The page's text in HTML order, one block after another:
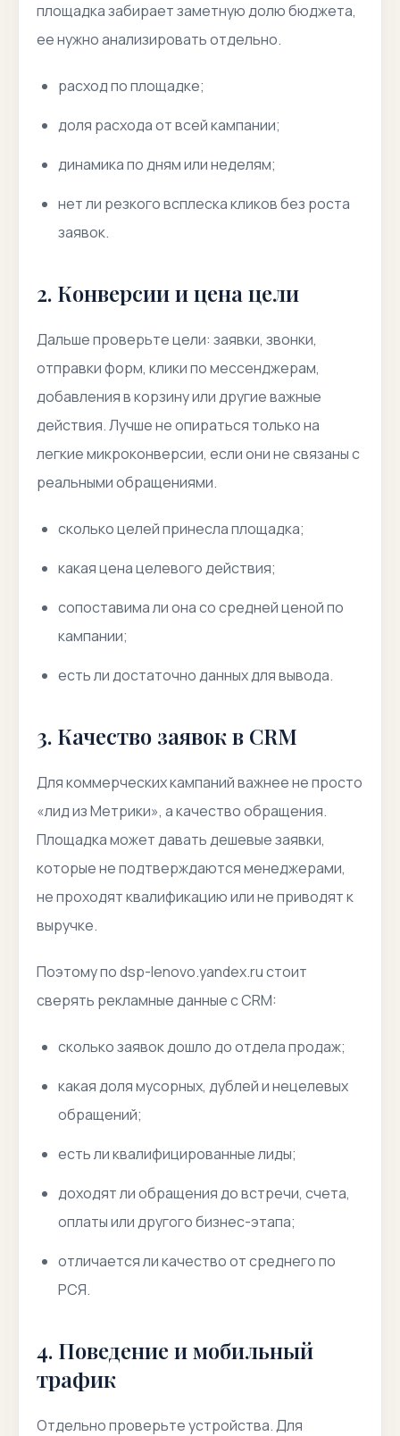
площадка забирает заметную долю бюджета,
ее нужно анализировать отдельно.
расход по площадке;
доля расхода от всей кампании;
динамика по дням или неделям;
нет ли резкого всплеска кликов без роста
заявок.
2. Конверсии и цена цели
Дальше проверьте цели: заявки, звонки,
отправки форм, клики по мессенджерам,
добавления в корзину или другие важные
действия. Лучше не опираться только на
легкие микроконверсии, если они не связаны с
реальными обращениями.
сколько целей принесла площадка;
какая цена целевого действия;
сопоставима ли она со средней ценой по
кампании;
есть ли достаточно данных для вывода.
3. Качество заявок в CRM
Для коммерческих кампаний важнее не просто
«лид из Метрики», а качество обращения.
Площадка может давать дешевые заявки,
которые не подтверждаются менеджерами,
не проходят квалификацию или не приводят к
выручке.
Поэтому по dsp-lenovo.yandex.ru стоит
сверять рекламные данные с CRM:
сколько заявок дошло до отдела продаж;
какая доля мусорных, дублей и нецелевых
обращений;
есть ли квалифицированные лиды;
доходят ли обращения до встречи, счета,
оплаты или другого бизнес-этапа;
отличается ли качество от среднего по
РСЯ.
4. Поведение и мобильный
трафик
Отдельно проверьте устройства. Для